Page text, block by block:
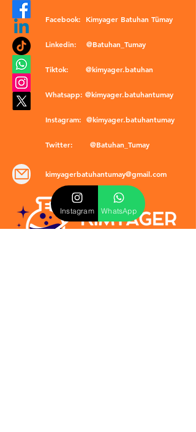
Facebook: Kimyager Batuhan Tümay
Linkedin: @Batuhan_Tumay
Tiktok: @kimyager.batuhan
Whatsapp: @kimyager.batuhantumay
Instagram: @kimyager.batuhantumay
Twitter: @Batuhan_Tumay
kimyagerbatuhantumay@gmail.com
Instagram WhatsApp